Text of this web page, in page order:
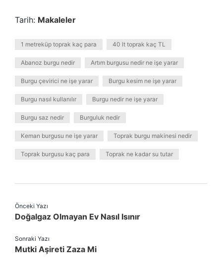
Tarih: Makaleler
1 metreküp toprak kaç para 40 lt toprak kaç TL
Abanoz burgu nedir Artım burgusu nedir ne işe yarar
Burgu çevirici ne işe yarar Burgu kesim ne işe yarar
Burgu nasıl kullanılır Burgu nedir ne işe yarar
Burgu saz nedir Burguluk nedir
Keman burgusu ne işe yarar Toprak burgu makinesi nedir
Toprak burgusu kaç para Toprak ne kadar su tutar
Önceki Yazı
Doğalgaz Olmayan Ev Nasıl Isınır
Sonraki Yazı
Mutki Aşireti Zaza Mi